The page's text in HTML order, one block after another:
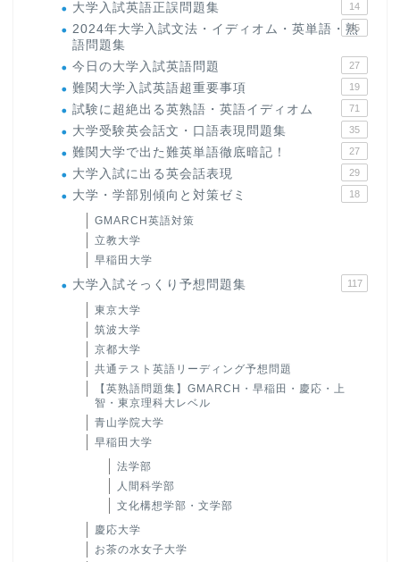
大学入試英語正誤問題集 14
2024年大学入試文法・イディオム・英単語・熟
語問題集
15
今日の大学入試英語問題 27
難関大学入試英語超重要事項 19
試験に超絶出る英熟語・英語イディオム 71
大学受験英会話文・口語表現問題集 35
難関大学で出た難英単語徹底暗記！ 27
大学入試に出る英会話表現 29
大学・学部別傾向と対策ゼミ 18
GMARCH英語対策
立教大学
早稲田大学
大学入試そっくり予想問題集 117
東京大学
筑波大学
京都大学
共通テスト英語リーディング予想問題
【英熟語問題集】GMARCH・早稲田・慶応・上
智・東京理科大レベル
青山学院大学
早稲田大学
法学部
人間科学部
文化構想学部・文学部
慶応大学
お茶の水女子大学